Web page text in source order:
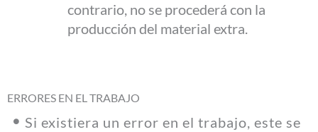
contrario, no se procederá con la
producción del material extra.
ERRORES EN EL TRABAJO
Si existiera un error en el trabajo, este se